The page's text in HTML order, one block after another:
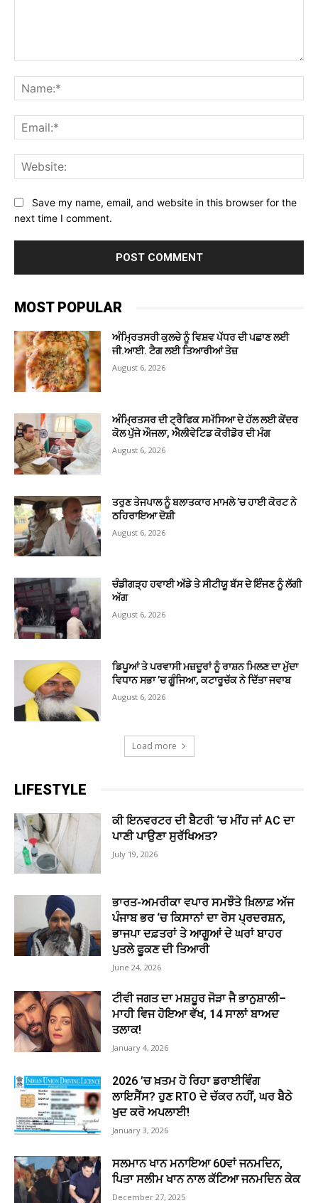
Save my name, email, and website in this browser for the
next time I comment.
MOST POPULAR
ਅੰਮ੍ਰਿਤਸਰੀ ਕੁਲਚੇ ਨੂੰ ਵਿਸ਼ਵ ਪੱਧਰ ਦੀ ਪਛਾਣ ਲਈ
ਜੀ.ਆਈ. ਟੈਗ ਲਈ ਤਿਆਰੀਆਂ ਤੇਜ਼
August 6, 2026
ਅੰਮ੍ਰਿਤਸਰ ਦੀ ਟ੍ਰੈਫਿਕ ਸਮੱਸਿਆ ਦੇ ਹੱਲ ਲਈ ਕੇਂਦਰ
ਕੋਲ ਪੁੱਜੇ ਔਜਲਾ, ਐਲੀਵੇਟਿਡ ਕੋਰੀਡੋਰ ਦੀ ਮੰਗ
August 6, 2026
ਤਰੁਣ ਤੇਜਪਾਲ ਨੂੰ ਬਲਾਤਕਾਰ ਮਾਮਲੇ ’ਚ ਹਾਈ ਕੋਰਟ ਨੇ
ਠਹਿਰਾਇਆ ਦੋਸ਼ੀ
August 6, 2026
ਚੰਡੀਗੜ੍ਹ ਹਵਾਈ ਅੱਡੇ ਤੇ ਸੀਟੀਯੂ ਬੱਸ ਦੇ ਇੰਜਣ ਨੂੰ ਲੱਗੀ
ਅੱਗ
August 6, 2026
ਡਿਪੂਆਂ ਤੇ ਪਰਵਾਸੀ ਮਜ਼ਦੂਰਾਂ ਨੂੰ ਰਾਸ਼ਨ ਮਿਲਣ ਦਾ ਮੁੱਦਾ
ਵਿਧਾਨ ਸਭਾ ’ਚ ਗੂੰਜਿਆ, ਕਟਾਰੂਚੱਕ ਨੇ ਦਿੱਤਾ ਜਵਾਬ
August 6, 2026
Load more
LIFESTYLE
ਕੀ ਇਨਵਰਟਰ ਦੀ ਬੈਟਰੀ ‘ਚ ਮੀਂਹ ਜਾਂ AC ਦਾ
ਪਾਣੀ ਪਾਉਣਾ ਸੁਰੱਖਿਅਤ?
July 19, 2026
ਭਾਰਤ-ਅਮਰੀਕਾ ਵਪਾਰ ਸਮਝੌਤੇ ਖ਼ਿਲਾਫ਼ ਅੱਜ
ਪੰਜਾਬ ਭਰ ‘ਚ ਕਿਸਾਨਾਂ ਦਾ ਰੋਸ ਪ੍ਰਦਰਸ਼ਨ,
ਭਾਜਪਾ ਦਫ਼ਤਰਾਂ ਤੇ ਆਗੂਆਂ ਦੇ ਘਰਾਂ ਬਾਹਰ
ਪੁਤਲੇ ਫੂਕਣ ਦੀ ਤਿਆਰੀ
June 24, 2026
ਟੀਵੀ ਜਗਤ ਦਾ ਮਸ਼ਹੂਰ ਜੋੜਾ ਜੈ ਭਾਨੁਸ਼ਾਲੀ–
ਮਾਹੀ ਵਿਜ ਹੋਇਆ ਵੱਖ, 14 ਸਾਲਾਂ ਬਾਅਦ
ਤਲਾਕ!
January 4, 2026
2026 ’ਚ ਖ਼ਤਮ ਹੋ ਰਿਹਾ ਡਰਾਈਵਿੰਗ
ਲਾਇਸੈਂਸ? ਹੁਣ RTO ਦੇ ਚੱਕਰ ਨਹੀਂ, ਘਰ ਬੈਠੇ
ਖੁਦ ਕਰੋ ਅਪਲਾਈ!
January 3, 2026
ਸਲਮਾਨ ਖਾਨ ਮਨਾਇਆ 60ਵਾਂ ਜਨਮਦਿਨ,
ਪਿਤਾ ਸਲੀਮ ਖਾਨ ਨਾਲ ਕੱਟਿਆ ਜਨਮਦਿਨ ਕੇਕ
December 27, 2025